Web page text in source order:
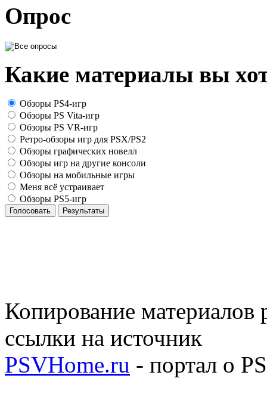
Опрос
Какие материалы вы
Обзоры PS4-игр
Обзоры PS Vita-игр
Обзоры PS VR-игр
Ретро-обзоры игр для PSX/PS2
Обзоры графических новелл
Обзоры игр на другие консоли
Обзоры на мобильные игры
Меня всё устраивает
Обзоры PS5-игр
Голосовать Результаты
Копирование материалов
ссылки на источник
PSVHome.ru - портал о